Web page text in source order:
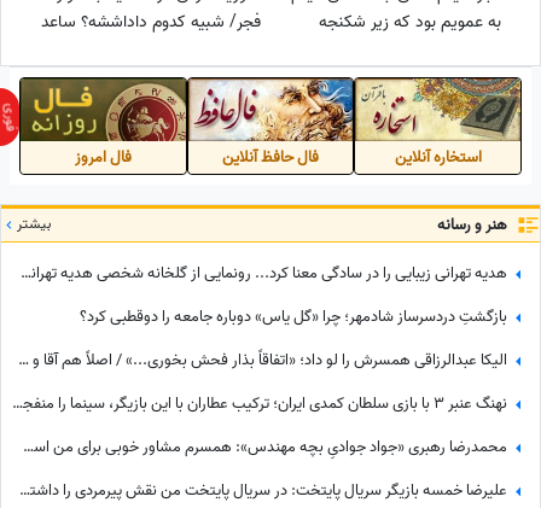
به عمویم بود که زیر شکنجه
وحشتناک با مار و رتیل و عقرب
فجر/ شبیه کدوم داداششه؟ ساعد
استخاره آنلاین فال حافظ آنلاین فال امروز
هنر و رسانه بیشتر
هدیه تهرانی زیبایی را در سادگی معنا کرد... رونمایی از گلخانه شخصی هدیه تهرانی؛ بهشت شمعدانی‌های رنگی خانم بازیگر همه را شگفت‌زده کرد!
بازگشتِ دردسرساز شادمهر؛ چرا «گل یاس» دوباره جامعه را دو‌قطبی کرد؟
الیکا عبدالرزاقی همسرش را لو داد؛ «اتفاقاً بذار فحش بخوری...» / اصلاً هم آقا و متشخص نیست!
نهنگ عنبر 3 با بازی سلطان کمدی ایران؛ ترکیب عطاران با این بازیگر، سینما را منفجر می‌کند / جایگزین مهناز افشار کیست؟
محمدرضا رهبری «جواد جوادیِ بچه مهندس»: همسرم مشاور خوبی برای من است، خط قرمز من خانوادمه/عروسی خواهرم دائم استرس داشتم که مبادا فیلم یا عکسی از من گرفته شود و بعدا برای من دردسر ایجاد کند!
علیرضا خمسه بازیگر سریال پایتخت: در سریال پایتخت من نقش پیرمردی را داشتم که هیچ دیالوگی نداشت! پنجعلی از طریق نگاهش با مردم حرف می زد